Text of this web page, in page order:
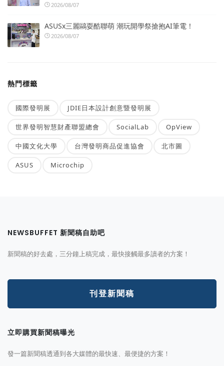
2026/08/07
ASUSx三麗鷗耍酷聯萌 潮玩開學祭搶抱AI筆電！
2026/08/07
熱門標籤
國際發明展 JDIE日本設計創意暨發明展
世界發明智慧財產聯盟總會 SocialLab OpView
中國文化大學 台灣發明商品促進協會 北市圖
ASUS Microchip
NEWSBUFFET 新聞稿自助吧
新聞稿的好去處，三分鐘上稿完成，最快接觸最多讀者的方案！
刊登新聞稿
立即購買新聞稿曝光
發一篇新聞稿透通到各大媒體的最快速、最便捷的方案！